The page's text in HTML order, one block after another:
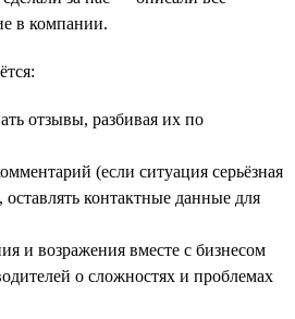
в компании.
отзывы, разбивая их по
(если ситуация серьёзная
оставлять контактные данные для
и возражения вместе с бизнесом
о сложностях и проблемах